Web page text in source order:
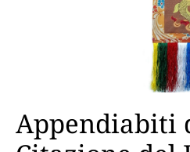
Appendiabiti